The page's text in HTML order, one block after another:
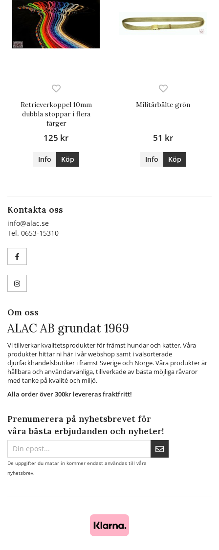
Retrieverkoppel 10mm
dubbla stoppar i flera
färger
125 kr
Info Köp
Militärbälte grön
51 kr
Info Köp
Kontakta oss
info@alac.se
Tel. 0653-15310
Om oss
ALAC AB grundat 1969
Vi tillverkar kvalitetsprodukter för främst hundar och katter. Våra
produkter hittar ni här i vår webshop samt i välsorterade
djurfackhandelsbutiker i främst Sverige och Norge. Våra produkter är
hållbara och användarvänliga, tillverkade av bästa möjliga råvaror
med tanke på kvalité och miljö.
Alla order över 300kr levereras fraktfritt!
Prenumerera på nyhetsbrevet för
våra bästa erbjudanden och nyheter!
De uppgifter du matar in kommer endast användas till våra
nyhetsbrev.